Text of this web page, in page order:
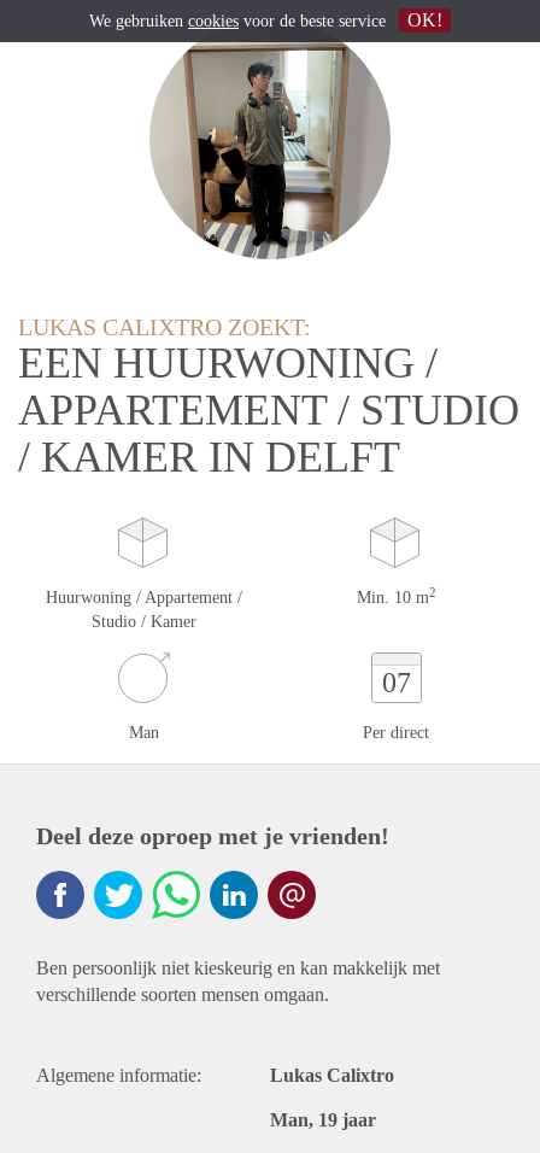
LUKAS CALIXTRO ZOEKT:
EEN HUURWONING /
APPARTEMENT / STUDIO
/ KAMER IN DELFT
Huurwoning / Appartement /
Studio / Kamer
Min. 10 m2
Man
07
Per direct
Deel deze oproep met je vrienden!
Ben persoonlijk niet kieskeurig en kan makkelijk met
verschillende soorten mensen omgaan.
Algemene informatie: Lukas Calixtro
Man, 19 jaar
We gebruiken cookies voor de beste service OK!